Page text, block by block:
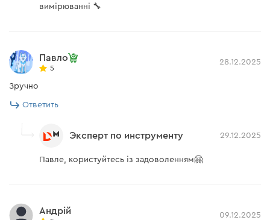
вимірюванні 🔧
Павло
5
28.12.2025
Зручно
Ответить
Эксперт по инструменту 29.12.2025
Павле, користуйтесь із задоволенням🤗
Андрій 09.12.2025